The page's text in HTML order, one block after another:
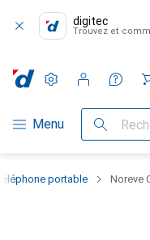
digitec
Trouvez et
Navigation par catégorie
Menu Recherche
Paramètres
Compte client
Listes de
Listes d'envies
Panier
portable Noreve